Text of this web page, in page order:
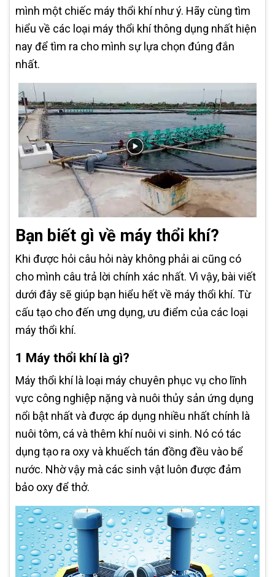
mình một chiếc máy thổi khí như ý. Hãy cùng tìm
hiểu về các loại máy thổi khí thông dụng nhất hiện
nay để tìm ra cho mình sự lựa chọn đúng đắn
nhất.
Bạn biết gì về máy thổi khí?
Khi được hỏi câu hỏi này không phải ai cũng có
cho mình câu trả lời chính xác nhất. Vì vậy, bài viết
dưới đây sẽ giúp bạn hiểu hết về máy thổi khí. Từ
cấu tạo cho đến ưng dụng, ưu điểm của các loại
máy thổi khí.
1 Máy thổi khí là gì?
Máy thổi khí là loại máy chuyên phục vụ cho lĩnh
vực công nghiệp nặng và nuôi thủy sản ứng dụng
nổi bật nhất và được áp dụng nhiều nhất chính là
nuôi tôm, cá và thêm khí nuôi vi sinh. Nó có tác
dụng tạo ra oxy và khuếch tán đồng đều vào bể
nước. Nhờ vậy mà các sinh vật luôn được đảm
bảo oxy để thở.